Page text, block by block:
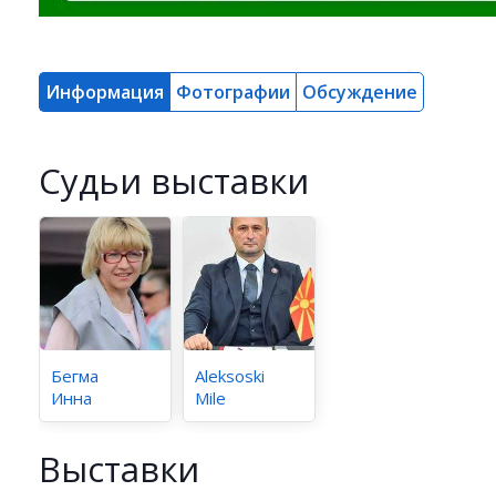
Информация Фотографии Обсуждение
Cудьи выставки
Бегма
Инна
Aleksoski
Mile
Выставки